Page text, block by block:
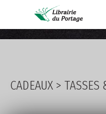
CADEAUX > TASSES